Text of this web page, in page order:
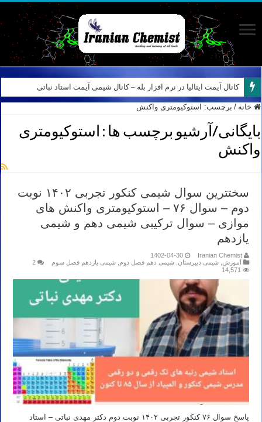
کانال آیمت ایتالیا در نرم افزار بله – کانال شیمی آیمت استاد نباتی
خانه / برچسب: استوکیومتری واکنش
بایگانی/آرشیو برچسب ها : استوکیومتری
واکنش
سختترین سوال شیمی کنکور تجربی ۱۴۰۲ نوبت
دوم – سوال ۷۶ – استوکیومتری واکنش های
موازی – سوال ترکیبی شیمی دهم و شیمی
یازدهم
Iranian Chemist
1402-04-30
آموزش شیمی دبیرستان شیمی دهم فصل دوم شیمی یازدهم فصل سوم
2
14,571
پاسخ سوال ۷۶ کنکور تجربی ۱۴۰۲ نوبت دوم دکتر مهدی نباتی – استاد